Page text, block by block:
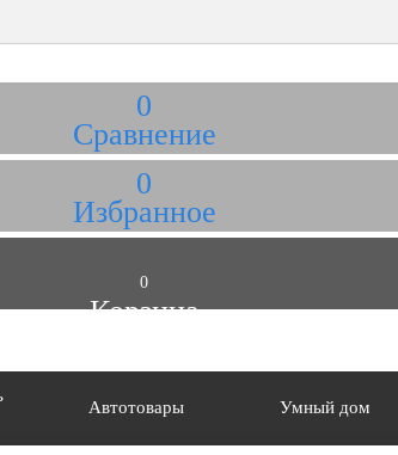
0
Сравнение
0
Избранное
0
Корзина
Автотовары Умный дом